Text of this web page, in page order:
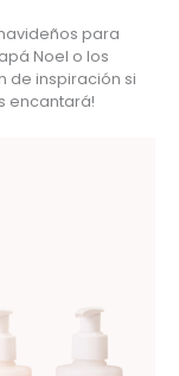
para
Noel o los
de inspiración si
encantará!